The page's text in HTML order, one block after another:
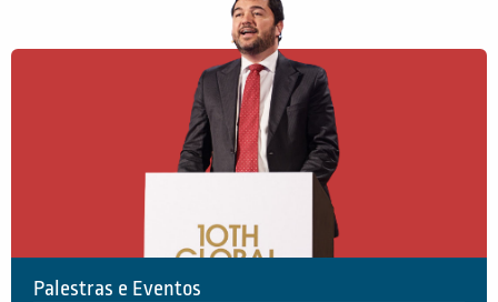
Palestras e Eventos